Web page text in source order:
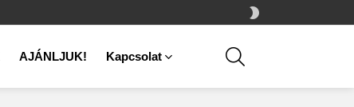
SKIN
AJÁNLJUK! Kapcsolat